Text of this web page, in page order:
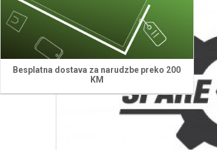
Besplatna dostava za narudzbe preko 200
KM